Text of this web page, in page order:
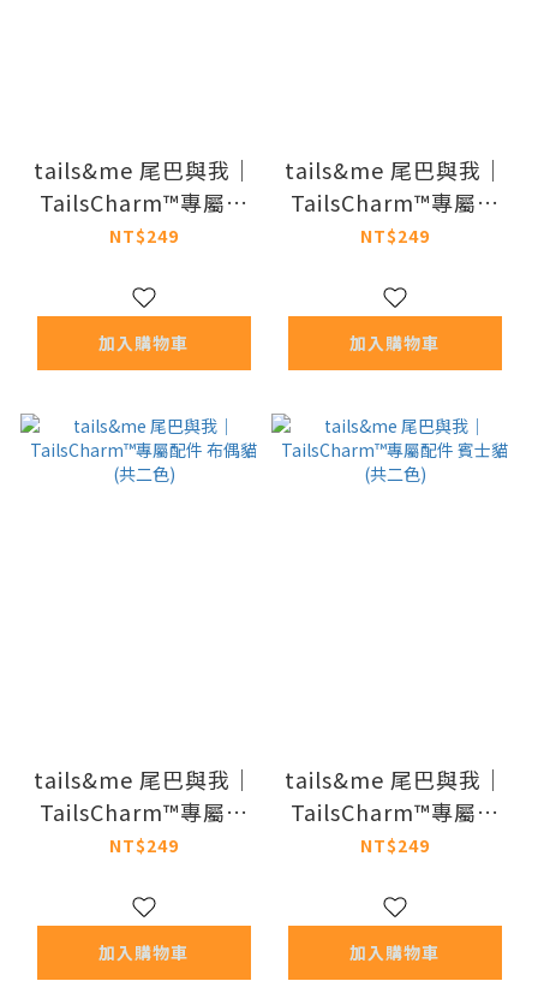
tails&me 尾巴與我｜
TailsCharm™專屬配
件 暹羅貓
NT$249
加入購物車
tails&me 尾巴與我｜
TailsCharm™專屬配
件 灰貓
NT$249
加入購物車
tails&me 尾巴與我｜
TailsCharm™專屬配
件 布偶貓 (共二色)
NT$249
加入購物車
tails&me 尾巴與我｜
TailsCharm™專屬配
件 賓士貓 (共二色)
NT$249
加入購物車